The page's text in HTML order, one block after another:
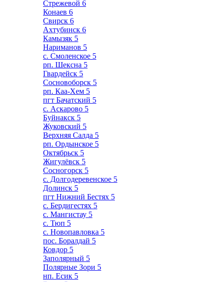
Стрежевой 6
Конаев 6
Свирск 6
Ахтубинск 6
Камызяк 5
Нариманов 5
с. Смоленское 5
рп. Шексна 5
Гвардейск 5
Сосновоборск 5
рп. Каа-Хем 5
пгт Бачатский 5
с. Аскарово 5
Буйнакск 5
Жуковский 5
Верхняя Салда 5
рп. Ордынское 5
Октябрьск 5
Жигулёвск 5
Сосногорск 5
с. Долгодеревенское 5
Долинск 5
пгт Нижний Бестях 5
с. Бердигестях 5
с. Мангистау 5
с. Тюп 5
с. Новопавловка 5
пос. Боралдай 5
Ковдор 5
Заполярный 5
Полярные Зори 5
нп. Есик 5